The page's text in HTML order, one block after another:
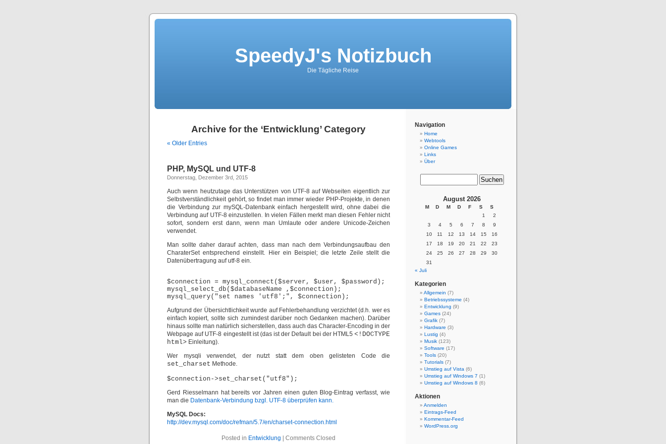
SpeedyJ's Notizbuch
Die Tägliche Reise
Archive for the ‘Entwicklung’ Category
« Older Entries
PHP, MySQL und UTF-8
Donnerstag, Dezember 3rd, 2015
Auch wenn heutzutage das Unterstützen von UTF-8 auf Webseiten eigentlich zur
Selbstverständlichkeit gehört, so findet man immer wieder PHP-Projekte, in denen
die Verbindung zur mySQL-Datenbank einfach hergestellt wird, ohne dabei die
Verbindung auf UTF-8 einzustellen. In vielen Fällen merkt man diesen Fehler nicht
sofort, sondern erst dann, wenn man Umlaute oder andere Unicode-Zeichen
verwendet.
Man sollte daher darauf achten, dass man nach dem Verbindungsaufbau den
CharaterSet entsprechend einstellt. Hier ein Beispiel; die letzte Zeile stellt die
Datenübertragung auf utf-8 ein.
$connection = mysql_connect($server, $user, $password);
mysql_select_db($databaseName ,$connection);
mysql_query("set names 'utf8';", $connection);
Aufgrund der Übersichtlichkeit wurde auf Fehlerbehandlung verzichtet (d.h. wer es
einfach kopiert, sollte sich zumindest darüber noch Gedanken machen). Darüber
hinaus sollte man natürlich sicherstellen, dass auch das Character-Encoding in der
Webpage auf UTF-8 eingestellt ist (das ist der Default bei der HTML5 <!DOCTYPE
html> Einleitung).
Wer mysqli verwendet, der nutzt statt dem oben gelisteten Code die
set_charset Methode.
$connection->set_charset("utf8");
Gerd Riesselmann hat bereits vor Jahren einen guten Blog-Eintrag verfasst, wie
man die Datenbank-Verbindung bzgl. UTF-8 überprüfen kann.
MySQL Docs:
http://dev.mysql.com/doc/refman/5.7/en/charset-connection.html
Posted in Entwicklung Comments Closed
Navigation
Home
Webtools
Online Games
Links
Über
August 2026
M D M D F S
S
1
2
3
4 5 6 7 8
9
10
11 12 13 14 15
16
17
18 19 20 21 22
23
24
25 26 27 28 29
30
31
« Juli
Kategorien
Allgemein (7)
Betriebssysteme (4)
Entwicklung (9)
Games (24)
Grafik (7)
Hardware (3)
Lustig (4)
Musik (123)
Software (17)
Tools (20)
Tutorials (7)
Umstieg auf Vista (6)
Umstieg auf Windows 7 (1)
Umstieg auf Windows 8 (6)
Aktionen
Anmelden
Eintrags-Feed
Kommentar-Feed
WordPress.org